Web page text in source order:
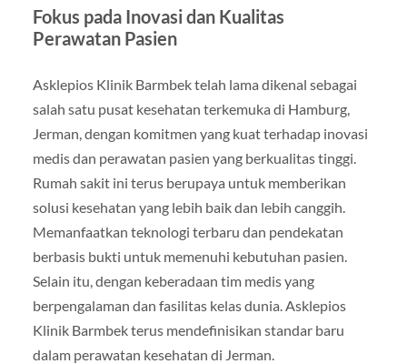
Fokus pada Inovasi dan Kualitas
Perawatan Pasien
Asklepios Klinik Barmbek telah lama dikenal sebagai
salah satu pusat kesehatan terkemuka di Hamburg,
Jerman, dengan komitmen yang kuat terhadap inovasi
medis dan perawatan pasien yang berkualitas tinggi.
Rumah sakit ini terus berupaya untuk memberikan
solusi kesehatan yang lebih baik dan lebih canggih.
Memanfaatkan teknologi terbaru dan pendekatan
berbasis bukti untuk memenuhi kebutuhan pasien.
Selain itu, dengan keberadaan tim medis yang
berpengalaman dan fasilitas kelas dunia. Asklepios
Klinik Barmbek terus mendefinisikan standar baru
dalam perawatan kesehatan di Jerman.